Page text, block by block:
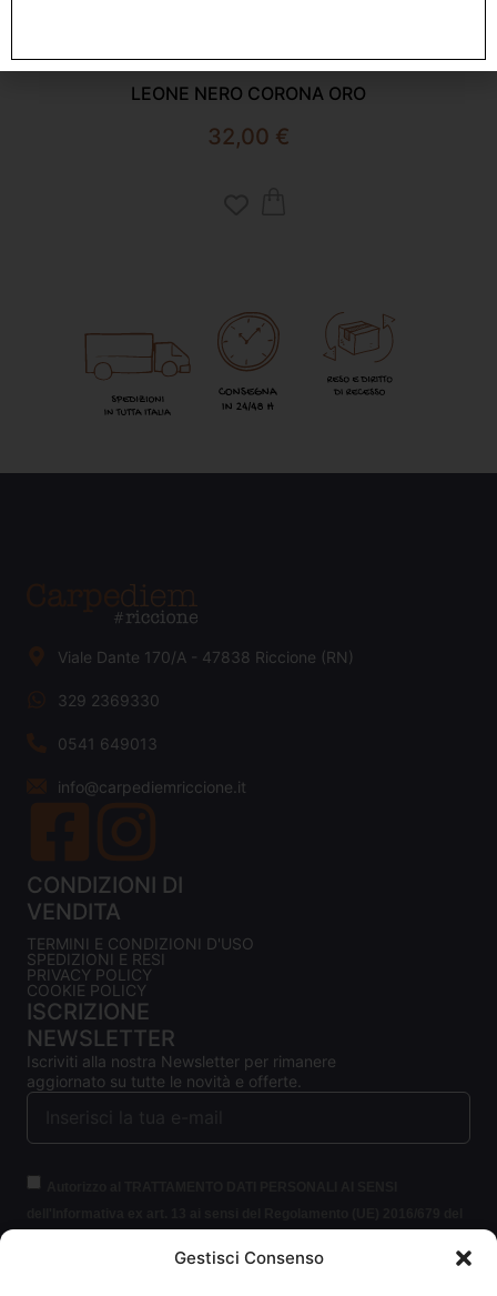
Gestisci Consenso
LEONE NERO CORONA ORO
32,00 €
Viale Dante 170/A - 47838 Riccione (RN)
329 2369330
0541 649013
info@carpediemriccione.it
CONDIZIONI DI
VENDITA
TERMINI E CONDIZIONI D'USO
SPEDIZIONI E RESI
PRIVACY POLICY
COOKIE POLICY
ISCRIZIONE
NEWSLETTER
Iscriviti alla nostra Newsletter per rimanere
aggiornato su tutte le novità e offerte.
protezione delle persone fisiche con riguardo al trattamento dei dati